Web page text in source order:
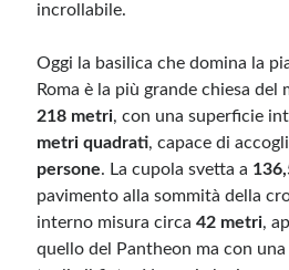
razzisti o che contengano dati personali non
immediatamente rimosse. L’autore del blog non è
Meta
Accedi
Feed dei commenti
incrollabile.
Oggi la basilica che domina la
Roma è la più grande chiesa del
218 metri, con una superficie
metri quadrati, capace di
persone. La cupola svetta a
pavimento alla sommità della
interno misura circa42 metri,
quello del Pantheon ma con